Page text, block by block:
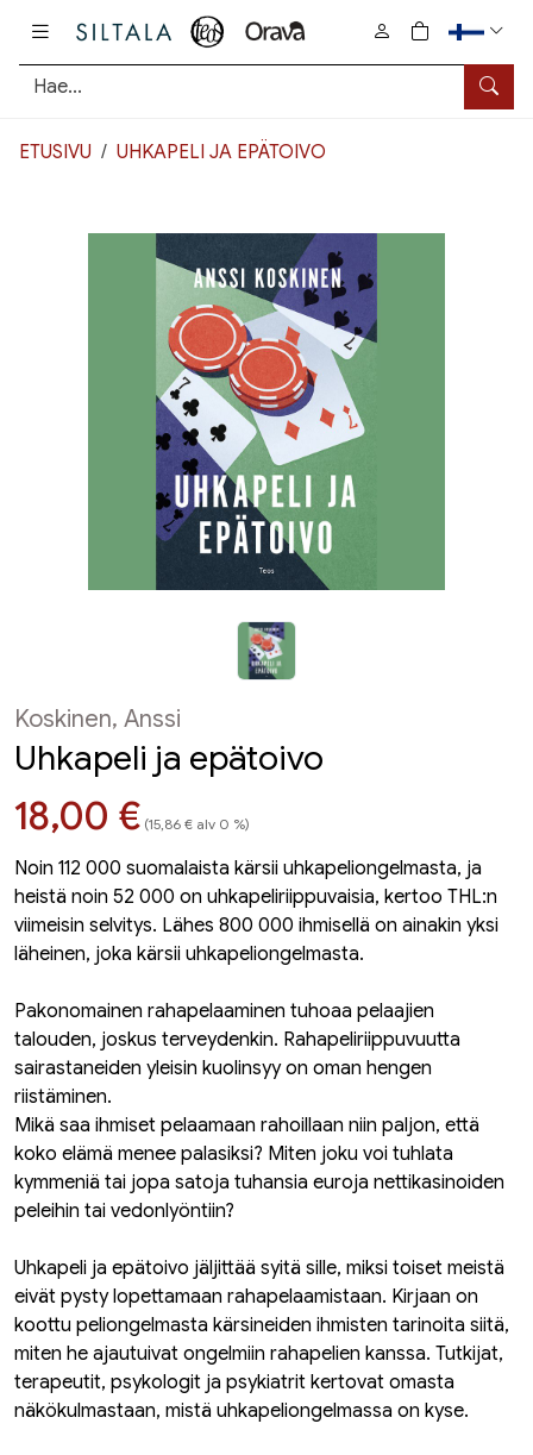
Hae
0
tuotetta
ETUSIVU UHKAPELI JA EPÄTOIVO
Koskinen, Anssi
Uhkapeli ja epätoivo
Hinta nyt
18,00 € (15,86 € alv 0 %)
Noin 112 000 suomalaista kärsii uhkapeliongelmasta, ja
heistä noin 52 000 on uhkapeliriippuvaisia, kertoo THL:n
viimeisin selvitys. Lähes 800 000 ihmisellä on ainakin yksi
läheinen, joka kärsii uhkapeliongelmasta.
Pakonomainen rahapelaaminen tuhoaa pelaajien
talouden, joskus terveydenkin. Rahapeliriippuvuutta
sairastaneiden yleisin kuolinsyy on oman hengen
riistäminen.
Mikä saa ihmiset pelaamaan rahoillaan niin paljon, että
koko elämä menee palasiksi? Miten joku voi tuhlata
kymmeniä tai jopa satoja tuhansia euroja nettikasinoiden
peleihin tai vedonlyöntiin?
Uhkapeli ja epätoivo jäljittää syitä sille, miksi toiset meistä
eivät pysty lopettamaan rahapelaamistaan. Kirjaan on
koottu peliongelmasta kärsineiden ihmisten tarinoita siitä,
miten he ajautuivat ongelmiin rahapelien kanssa. Tutkijat,
terapeutit, psykologit ja psykiatrit kertovat omasta
näkökulmastaan, mistä uhkapeliongelmassa on kyse.